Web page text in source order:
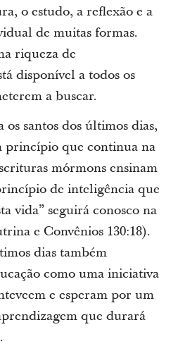
o estudo, a reflexão e a
de muitas formas.
riqueza de
disponível a todos os
a buscar.
santos dos últimos dias,
princípio que continua na
mórmons ensinam
de inteligência que
vida” seguirá conosco na
e Convênios 130:18).
dias também
como uma iniciativa
e esperam por um
que durará